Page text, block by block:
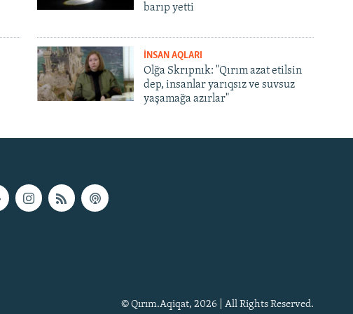
barıp yetti
İNSAN AQLARI
Olğa Skrıpnık: "Qırım azat etilsin
dep, insanlar yarıqsız ve suvsuz
yaşamağa azırlar"
© Qırım.Aqiqat, 2026 | All Rights Reserved.